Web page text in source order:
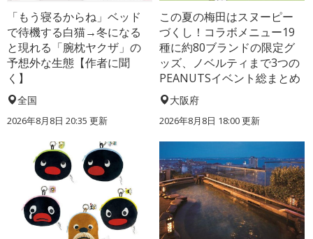
「もう寝るからね」ベッド
で待機する白猫→冬になる
と現れる「腕枕ヤクザ」の
予想外な生態【作者に聞
く】
全国
2026年8月8日 20:35 更新
この夏の梅田はスヌーピー
づくし！コラボメニュー19
種に約80ブランドの限定グ
ッズ、ノベルティまで3つの
PEANUTSイベント総まとめ
大阪府
2026年8月8日 18:00更新